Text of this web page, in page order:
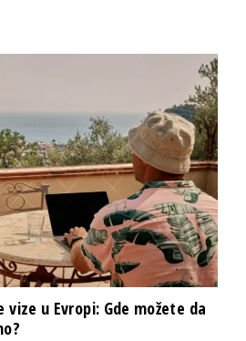
u Evropi: Gde možete da